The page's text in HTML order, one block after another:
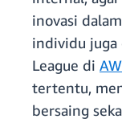
inovasi
individu juga
League di
tertentu,
bersaing